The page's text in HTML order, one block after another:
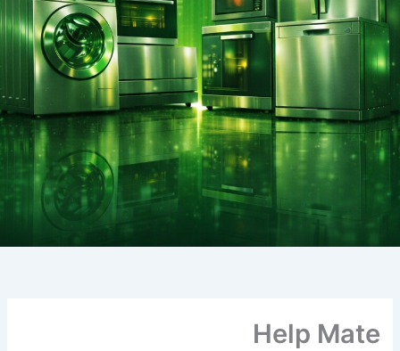
Help Mate